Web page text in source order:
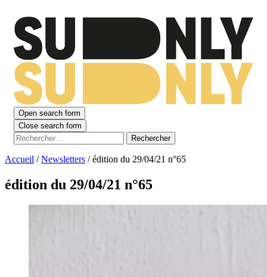
Open search form
Close search form
Rechercher :
Accueil /Newsletters /édition du 29/04/21 n°65
édition du 29/04/21 n°65